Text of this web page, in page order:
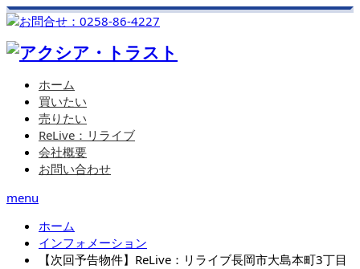
ホーム
買いたい
売りたい
ReLive：リライブ
会社概要
お問い合わせ
menu
ホーム
インフォメーション
【次回予告物件】ReLive：リライブ長岡市大島本町3丁目